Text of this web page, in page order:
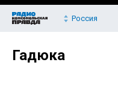
Россия
Гадюка